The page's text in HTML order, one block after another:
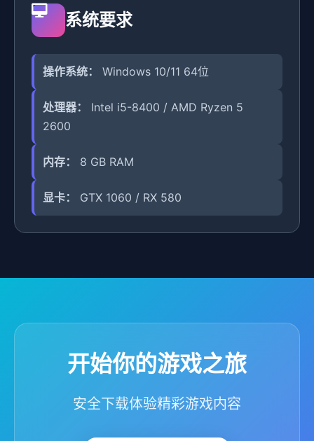
系统要求
操作系统： Windows 10/11 64位
处理器：
Intel i5-8400 / AMD Ryzen 5
2600
内存： 8 GB RAM
显卡： GTX 1060 / RX 580
开始你的游戏之旅
安全下载体验精彩游戏内容